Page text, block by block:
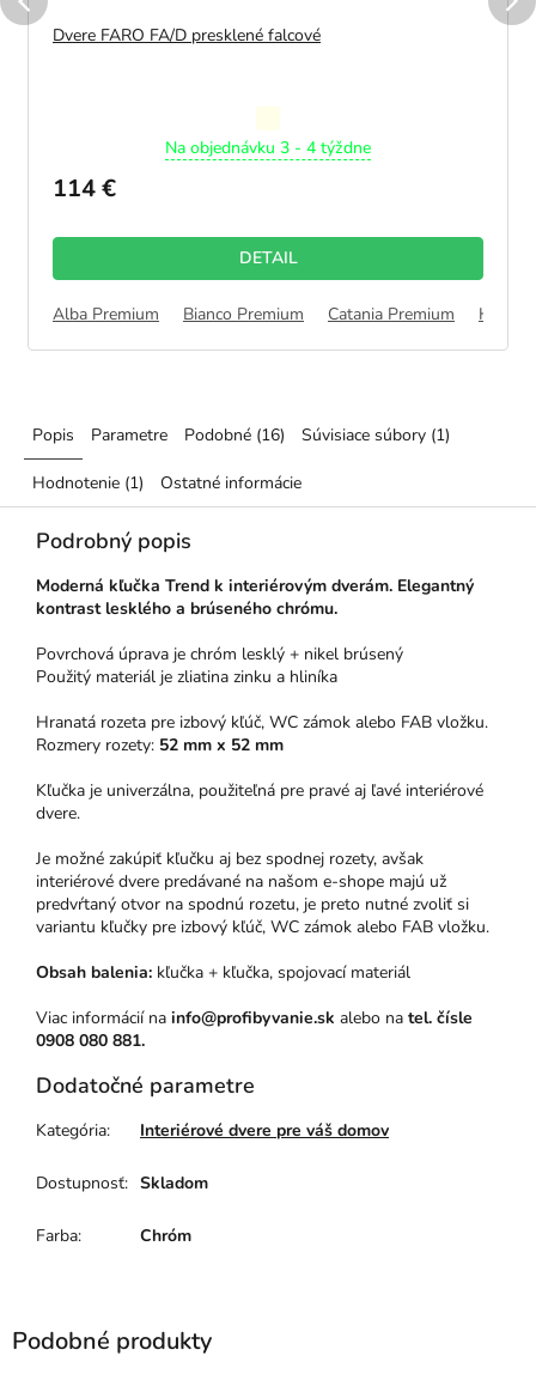
Dvere FARO FA/D presklené falcové
hodnotenie
z
5
hviezdičiek.
Na objednávku 3 - 4 týždne
114 €
DETAIL
Alba Premium Bianco Premium Catania Premium Halifax
Popis Parametre Podobné (16) Súvisiace súbory (1)
Hodnotenie (1) Ostatné informácie
Podrobný popis
Moderná kľučka Trend k interiérovým dverám. Elegantný
kontrast lesklého a brúseného chrómu.
Povrchová úprava je chróm lesklý + nikel brúsený
Použitý materiál je zliatina zinku a hliníka
Hranatá rozeta pre izbový kľúč, WC zámok alebo FAB vložku.
Rozmery rozety: 52 mm x 52 mm
Kľučka je univerzálna, použiteľná pre pravé aj ľavé interiérové
dvere.
Je možné zakúpiť kľučku aj bez spodnej rozety, avšak
interiérové dvere predávané na našom e-shope majú už
predvŕtaný otvor na spodnú rozetu, je preto nutné zvoliť si
variantu kľučky pre izbový kľúč, WC zámok alebo FAB vložku.
Obsah balenia: kľučka + kľučka, spojovací materiál
Viac informácií na info@profibyvanie.sk alebo na tel. čísle
0908 080 881.
Dodatočné parametre
Kategória: Interiérové dvere pre váš domov
Dostupnosť: Skladom
Farba: Chróm